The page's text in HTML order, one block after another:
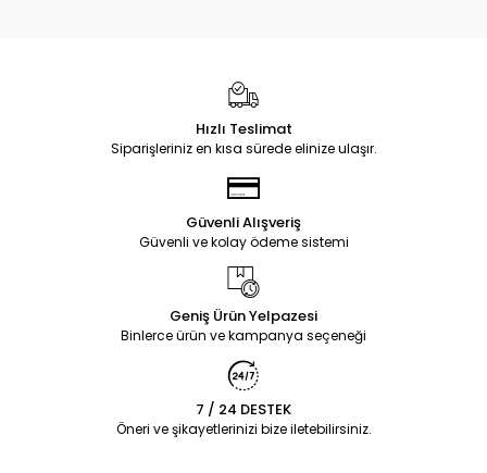
Hızlı Teslimat
Siparişleriniz en kısa sürede elinize ulaşır.
Güvenli Alışveriş
Güvenli ve kolay ödeme sistemi
Geniş Ürün Yelpazesi
Binlerce ürün ve kampanya seçeneği
7 / 24 DESTEK
Öneri ve şikayetlerinizi bize iletebilirsiniz.